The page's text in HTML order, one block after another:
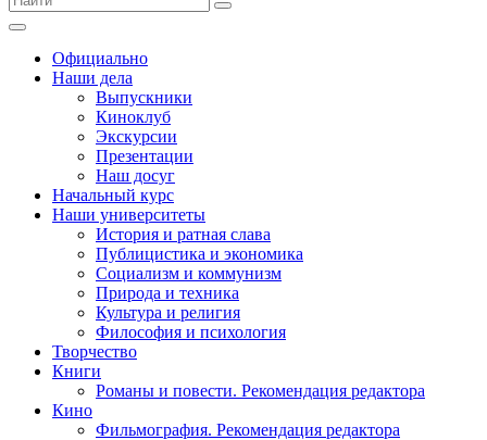
Официально
Наши дела
Выпускники
Киноклуб
Экскурсии
Презентации
Наш досуг
Начальный курс
Наши университеты
История и ратная слава
Публицистика и экономика
Социализм и коммунизм
Природа и техника
Культура и религия
Философия и психология
Творчество
Книги
Романы и повести. Рекомендация редактора
Кино
Фильмография. Рекомендация редактора